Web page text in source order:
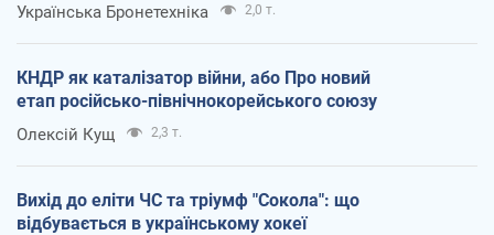
Українська Бронетехніка 2,0 т.
КНДР як каталізатор війни, або Про новий
етап російсько-північнокорейського союзу
Олексій Кущ 2,3 т.
Вихід до еліти ЧС та тріумф "Сокола": що
відбувається в українському хокеї